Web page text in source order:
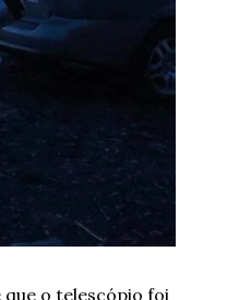
que o telescópio foi